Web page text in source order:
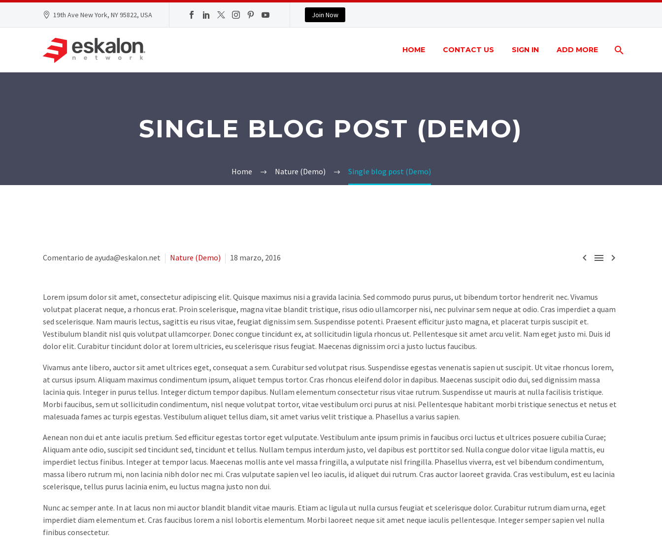
19th Ave New York, NY 95822, USA Join Now
HOME CONTACT US SIGN IN ADD MORE
SINGLE BLOG POST (DEMO)
Home Nature (Demo) Single blog post (Demo)
  
Comentario de ayuda@eskalon.net Nature (Demo) 18 marzo, 2016
Lorem ipsum dolor sit amet, consectetur adipiscing elit. Quisque maximus nisi a gravida lacinia. Sed commodo purus purus, ut bibendum tortor hendrerit nec. Vivamus
volutpat placerat neque, a rhoncus erat. Proin scelerisque, magna vitae blandit tristique, risus odio ullamcorper nisi, nec pulvinar sem neque at odio. Cras imperdiet a quam
sed scelerisque. Nam mauris lectus, sagittis eu risus vitae, feugiat dignissim sem. Suspendisse potenti. Praesent efficitur justo magna, et placerat turpis suscipit et.
Vestibulum blandit nisl quis volutpat ullamcorper. Donec congue tincidunt ex, at sollicitudin ligula rhoncus ut. Pellentesque sit amet arcu velit. Nam eget justo mi. Duis id
dolor elit. Curabitur tincidunt dolor at lorem ultricies, eu scelerisque risus feugiat. Maecenas dignissim orci a justo luctus faucibus.
Vivamus ante libero, auctor sit amet ultrices eget, consequat a sem. Curabitur sed volutpat risus. Suspendisse egestas venenatis sapien ut suscipit. Ut vitae rhoncus lorem,
at cursus ipsum. Aliquam maximus condimentum ipsum, aliquet tempus tortor. Cras rhoncus eleifend dolor in dapibus. Maecenas suscipit odio dui, sed dignissim massa
lacinia quis. Integer in purus tellus. Integer dictum tempor dapibus. Nullam elementum consectetur risus vitae rutrum. Suspendisse ut mauris at nulla facilisis tristique.
Morbi faucibus, sem ut sollicitudin condimentum, nisl neque volutpat tortor, vitae vestibulum orci purus at nisi. Pellentesque habitant morbi tristique senectus et netus et
malesuada fames ac turpis egestas. Vestibulum aliquet tellus diam, sit amet varius velit tristique a. Phasellus a varius sapien.
Aenean non dui et ante iaculis pretium. Sed efficitur egestas tortor eget vulputate. Vestibulum ante ipsum primis in faucibus orci luctus et ultrices posuere cubilia Curae;
Aliquam ante odio, suscipit sed tincidunt sed, tincidunt et tellus. Nullam tempus interdum justo, vel dapibus est porttitor sed. Nulla congue dolor vitae ligula mattis, eu
imperdiet lectus finibus. Integer at tempor lacus. Maecenas mollis ante vel massa fringilla, a vulputate nisl fringilla. Phasellus viverra, est vel bibendum condimentum,
massa libero rutrum mi, non lacinia nibh dolor nec mi. Cras vulputate sapien vel leo iaculis, id aliquet dui rutrum. Cras auctor laoreet gravida. Cras vestibulum, est eu lacinia
scelerisque, tellus purus lacinia enim, eu luctus magna justo non dui.
Nunc ac semper ante. In at lacus non mi auctor blandit blandit vitae mauris. Etiam ac ligula ut nulla cursus feugiat et scelerisque dolor. Curabitur rutrum diam urna, eget
imperdiet diam elementum et. Cras faucibus lorem a nisl lobortis elementum. Morbi laoreet neque sit amet neque iaculis pellentesque. Integer semper sapien vel nulla
finibus consectetur.